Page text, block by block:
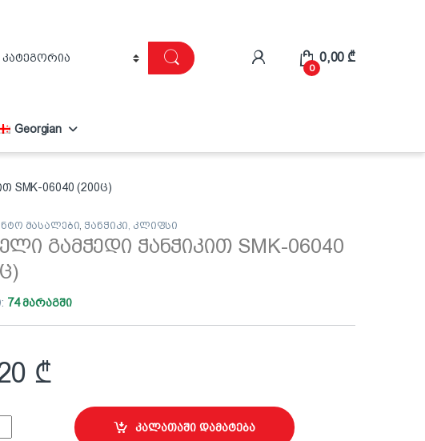
0
0,00 ₾
Georgian
SMK-06040 (200ც)
მასალები, ჭანჭიკი, კლიფსი
გამჭედი ჭანჭიკით SMK-06040
74 მარაგში
₾
გამჭედი ჭანჭიკით SMK-06040 (200ც) quantity
კალათაში დამატება